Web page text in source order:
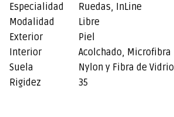
Especialidad
Ruedas, InLine
Modalidad
Libre
Exterior
Piel
Interior
Acolchado, Microfibra
Suela
Nylon y Fibra de Vidrio
Rigidez
35